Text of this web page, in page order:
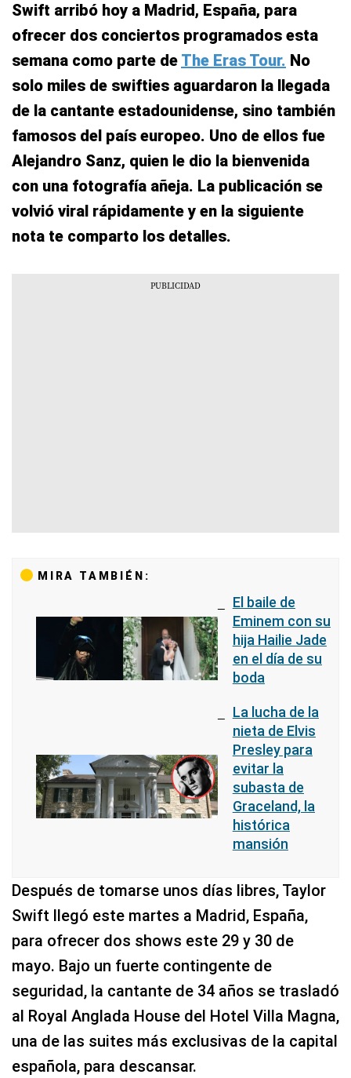
Swift arribó hoy a Madrid, España, para
ofrecer dos conciertos programados esta
semana como parte de The Eras Tour. No
solo miles de swifties aguardaron la llegada
de la cantante estadounidense, sino también
famosos del país europeo. Uno de ellos fue
Alejandro Sanz, quien le dio la bienvenida
con una fotografía añeja. La publicación se
volvió viral rápidamente y en la siguiente
nota te comparto los detalles.
MIRA TAMBIÉN:
El baile de
Eminem con su
hija Hailie Jade
en el día de su
boda
La lucha de la
nieta de Elvis
Presley para
evitar la
subasta de
Graceland, la
histórica
mansión
Después de tomarse unos días libres, Taylor
Swift llegó este martes a Madrid, España,
para ofrecer dos shows este 29 y 30 de
mayo. Bajo un fuerte contingente de
seguridad, la cantante de 34 años se trasladó
al Royal Anglada House del Hotel Villa Magna,
una de las suites más exclusivas de la capital
española, para descansar.